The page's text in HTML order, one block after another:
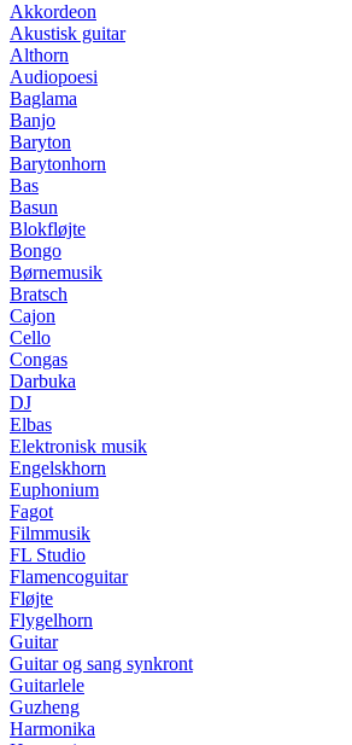
Akkordeon
Akustisk guitar
Althorn
Audiopoesi
Baglama
Banjo
Baryton
Barytonhorn
Bas
Basun
Blokfløjte
Bongo
Børnemusik
Bratsch
Cajon
Cello
Congas
Darbuka
DJ
Elbas
Elektronisk musik
Engelskhorn
Euphonium
Fagot
Filmmusik
FL Studio
Flamencoguitar
Fløjte
Flygelhorn
Guitar
Guitar og sang synkront
Guitarlele
Guzheng
Harmonika